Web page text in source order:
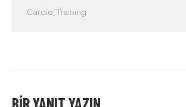
Cardio Training
BIR YANIT YAZIN